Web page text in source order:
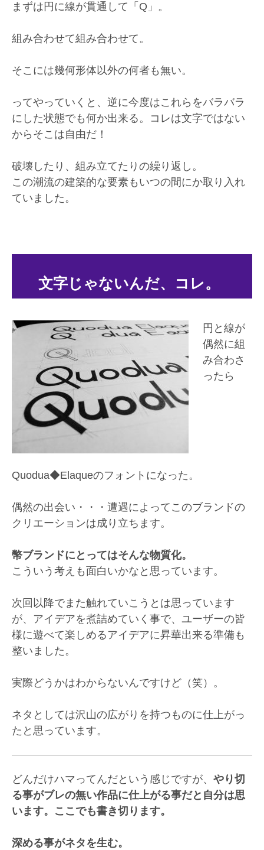
まずは円に線が貫通して「Q」。
組み合わせて組み合わせて。
そこには幾何形体以外の何者も無い。
ってやっていくと、逆に今度はこれらをバラバラ
にした状態でも何か出来る。コレは文字ではない
からそこは自由だ！
破壊したり、組み立てたりの繰り返し。
この潮流の建築的な要素もいつの間にか取り入れ
ていました。
文字じゃないんだ、コレ。
円と線が
偶然に組
み合わさ
ったら
Quodua◆Elaqueのフォントになった。
偶然の出会い・・・遭遇によってこのブランドの
クリエーションは成り立ちます。
幣ブランドにとってはそんな物質化。
こういう考えも面白いかなと思っています。
次回以降でまた触れていこうとは思っています
が、アイデアを煮詰めていく事で、ユーザーの皆
様に遊べて楽しめるアイデアに昇華出来る準備も
整いました。
実際どうかはわからないんですけど（笑）。
ネタとしては沢山の広がりを持つものに仕上がっ
たと思っています。
どんだけハマってんだという感じですが、 やり切
る事がブレの無い作品に仕上がる事だと自分は思
います。ここでも書き切ります。
深める事がネタを生む。